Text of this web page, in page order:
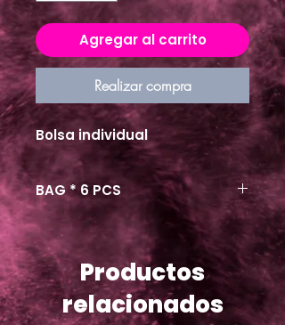
Agregar al carrito
Realizar compra
Bolsa individual
BAG * 6 PCS
Productos
relacionados